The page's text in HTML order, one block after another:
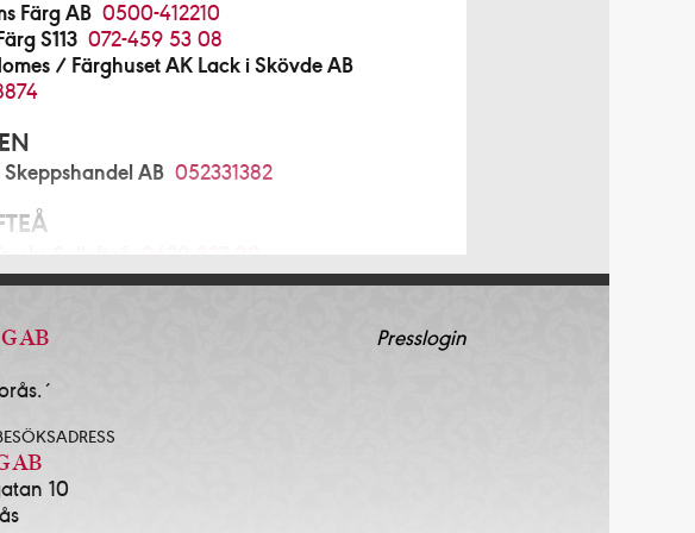
Färg AB 0500-412210
Flügger Färg S113 072-459 53 08
/ Färghuset AK Lack i Skövde AB
AB 052331382
& Tapetlager AB
i Sollentuna AB
Färgscalan Sthlm AB
AB
AB
AB
10
Presslogin